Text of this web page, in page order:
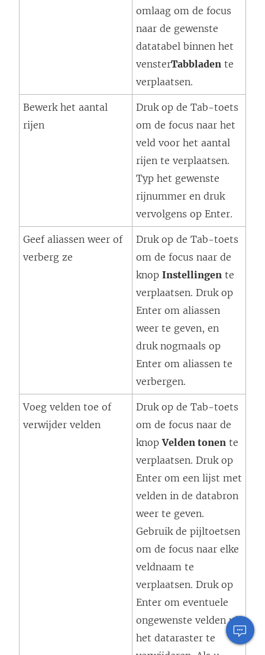
omlaag om de focus
naar de gewenste
datatabel binnen het
vensterTabbladen te
verplaatsen.
Bewerk het aantal
rijen
Druk op de Tab-toets
om de focus naar het
veld voor het aantal
rijen te verplaatsen.
Typ het gewenste
rijnummer en druk
vervolgens op Enter.
Geef aliassen weer of
verberg ze
Druk op de Tab-toets
om de focus naar de
knop Instellingen te
verplaatsen. Druk op
Enter om aliassen
weer te geven, en
druk nogmaals op
Enter om aliassen te
verbergen.
Voeg velden toe of
verwijder velden
Druk op de Tab-toets
om de focus naar de
knopVelden tonen te
verplaatsen. Druk op
Enter om een lijst met
velden in de databron
weer te geven.
Gebruik de pijltoetsen
om de focus naar elke
veldnaam te
verplaatsen. Druk op
Enter om eventuele
ongewenste velden uit
het dataraster te